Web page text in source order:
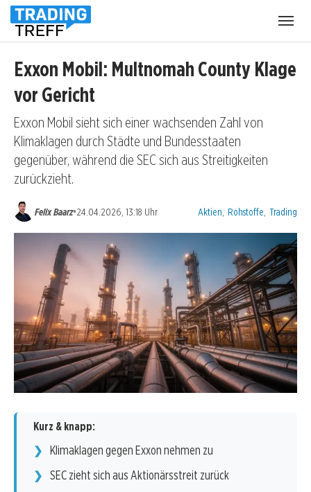
Exxon Mobil: Multnomah County Klage
vor Gericht
Exxon Mobil sieht sich einer wachsenden Zahl von
Klimaklagen durch Städte und Bundesstaaten
gegenüber, während die SEC sich aus Streitigkeiten
zurückzieht.
Felix Baarz•24.04.2026, 13:18 Uhr Kategorien:
Aktien Rohstoffe Trading
Kurz & knapp:
Klimaklagen gegen Exxon nehmen zu
SEC zieht sich aus Aktionärsstreit zurück